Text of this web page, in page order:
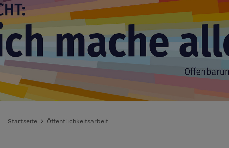
Startseite Öffentlichkeitsarbeit